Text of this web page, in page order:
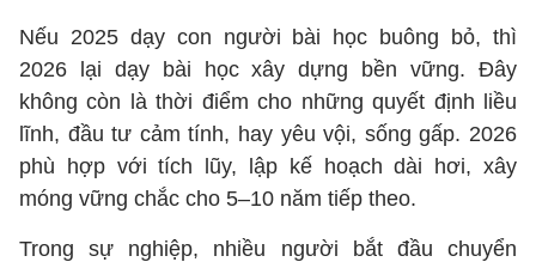
Nếu 2025 dạy con người bài học buông bỏ, thì
2026 lại dạy bài học xây dựng bền vững. Đây
không còn là thời điểm cho những quyết định liều
lĩnh, đầu tư cảm tính, hay yêu vội, sống gấp. 2026
phù hợp với tích lũy, lập kế hoạch dài hơi, xây
móng vững chắc cho 5–10 năm tiếp theo.
Trong sự nghiệp, nhiều người bắt đầu chuyển